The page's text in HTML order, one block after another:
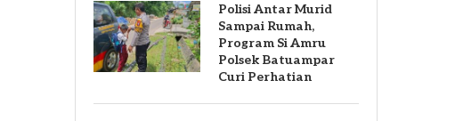
Polisi Antar Murid
Sampai Rumah,
Program Si Amru
Polsek Batuampar
Curi Perhatian